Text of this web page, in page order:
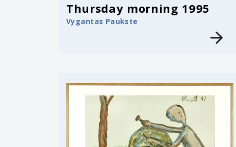
Thursday morning 1995
Vygantas Paukste